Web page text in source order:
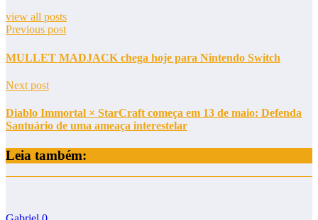
view all posts
Previous post
MULLET MADJACK chega hoje para Nintendo Switch
Next post
Diablo Immortal × StarCraft começa em 13 de maio: Defenda
Santuário de uma ameaça interestelar
Leia também: